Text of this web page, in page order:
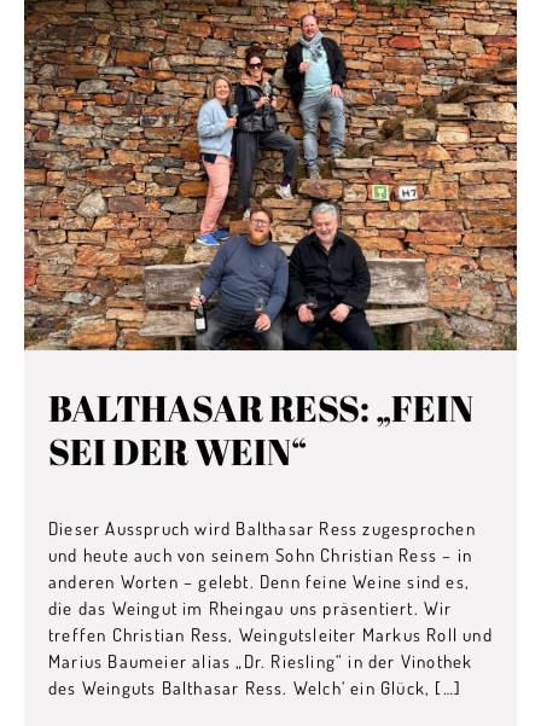
BALTHASAR RESS: „FEIN
SEI DER WEIN“
Dieser Ausspruch wird Balthasar Ress zugesprochen
und heute auch von seinem Sohn Christian Ress – in
anderen Worten – gelebt. Denn feine Weine sind es,
die das Weingut im Rheingau uns präsentiert. Wir
treffen Christian Ress, Weingutsleiter Markus Roll und
Marius Baumeier alias „Dr. Riesling“ in der Vinothek
des Weinguts Balthasar Ress. Welch‘ ein Glück, […]